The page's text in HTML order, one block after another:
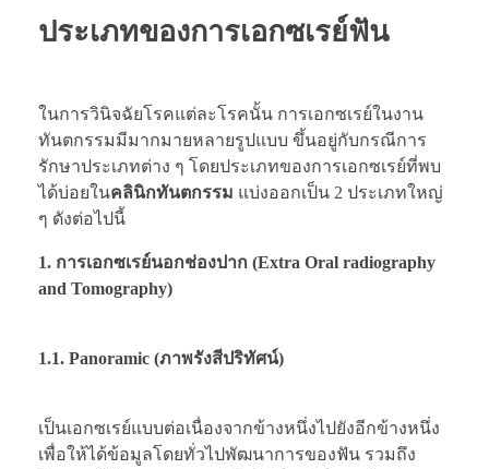
ประเภทของการเอกซเรย์ฟัน
ในการวินิจฉัยโรคแต่ละโรคนั้น การเอกซเรย์ในงาน
ทันตกรรมมีมากมายหลายรูปแบบ ขึ้นอยู่กับกรณีการ
รักษาประเภทต่าง ๆ โดยประเภทของการเอกซเรย์ที่พบ
ได้บ่อยในคลินิกทันตกรรม แบ่งออกเป็น 2 ประเภทใหญ่
ๆ ดังต่อไปนี้
1. การเอกซเรย์นอกช่องปาก (Extra Oral radiography
and Tomography)
1.1. Panoramic (ภาพรังสีปริทัศน์)
เป็นเอกซเรย์แบบต่อเนื่องจากข้างหนึ่งไปยังอีกข้างหนึ่ง
เพื่อให้ได้ข้อมูลโดยทั่วไปพัฒนาการของฟัน รวมถึง